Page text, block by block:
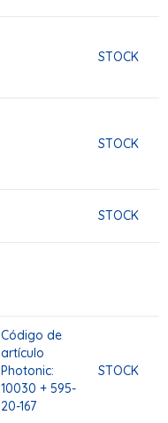
STOCK
STOCK
STOCK
Código de
artículo
Photonic:
10030 + 595-
20-167
STOCK